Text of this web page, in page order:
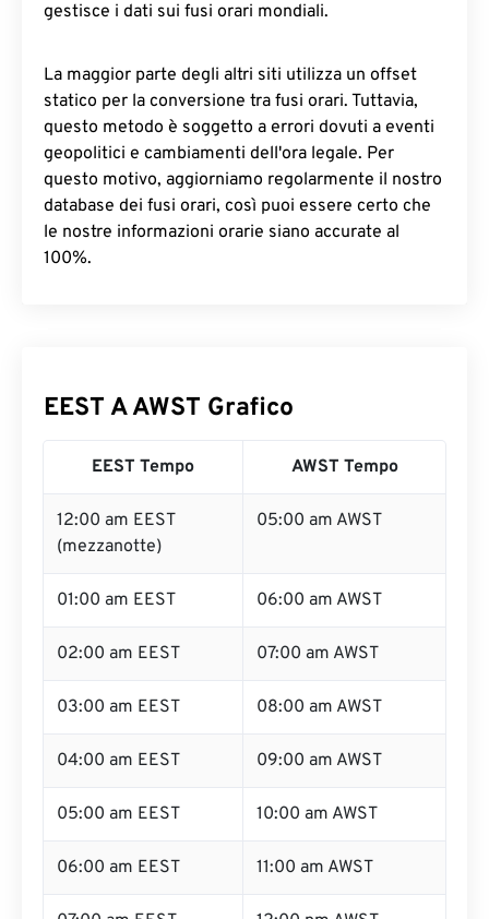
gestisce i dati sui fusi orari mondiali.
La maggior parte degli altri siti utilizza un offset
statico per la conversione tra fusi orari. Tuttavia,
questo metodo è soggetto a errori dovuti a eventi
geopolitici e cambiamenti dell'ora legale. Per
questo motivo, aggiorniamo regolarmente il nostro
database dei fusi orari, così puoi essere certo che
le nostre informazioni orarie siano accurate al
100%.
EEST A AWST Grafico
EEST Tempo AWST Tempo
12:00 am EEST
(mezzanotte)
05:00 am AWST
01:00 am EEST 06:00 am AWST
02:00 am EEST 07:00 am AWST
03:00 am EEST 08:00 am AWST
04:00 am EEST 09:00 am AWST
05:00 am EEST 10:00 am AWST
06:00 am EEST 11:00 am AWST